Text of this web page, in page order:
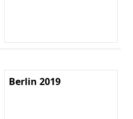
Berlin 2019